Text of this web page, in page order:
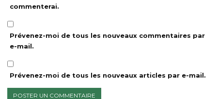
commenterai.
Prévenez-moi de tous les nouveaux commentaires par
e-mail.
Prévenez-moi de tous les nouveaux articles par e-mail.